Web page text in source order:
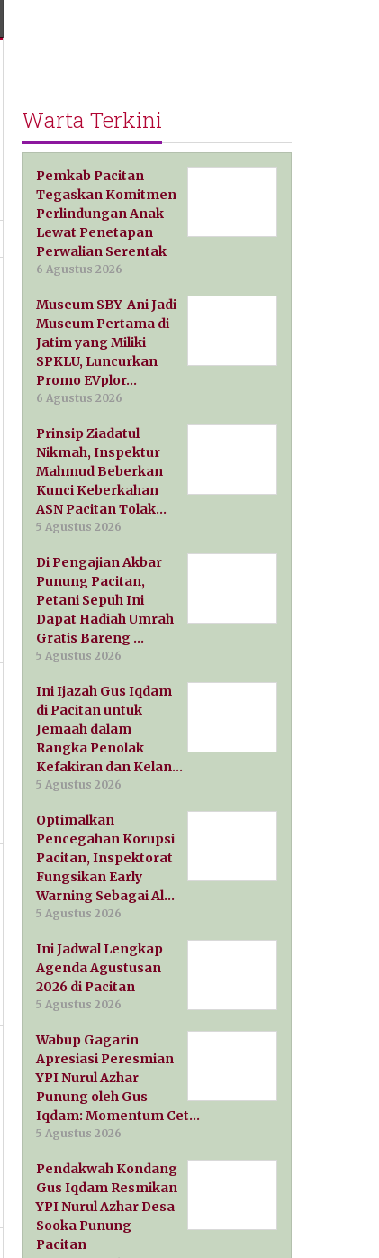
Warta Terkini
Pemkab Pacitan
Tegaskan Komitmen
Perlindungan Anak
Lewat Penetapan
Perwalian Serentak
6 Agustus 2026
Museum SBY-Ani Jadi
Museum Pertama di
Jatim yang Miliki
SPKLU, Luncurkan
Promo EVplor…
6 Agustus 2026
Prinsip Ziadatul
Nikmah, Inspektur
Mahmud Beberkan
Kunci Keberkahan
ASN Pacitan Tolak…
5 Agustus 2026
Di Pengajian Akbar
Punung Pacitan,
Petani Sepuh Ini
Dapat Hadiah Umrah
Gratis Bareng …
5 Agustus 2026
Ini Ijazah Gus Iqdam
di Pacitan untuk
Jemaah dalam
Rangka Penolak
Kefakiran dan Kelan…
5 Agustus 2026
Optimalkan
Pencegahan Korupsi
Pacitan, Inspektorat
Fungsikan Early
Warning Sebagai Al…
5 Agustus 2026
Ini Jadwal Lengkap
Agenda Agustusan
2026 di Pacitan
5 Agustus 2026
Wabup Gagarin
Apresiasi Peresmian
YPI Nurul Azhar
Punung oleh Gus
Iqdam: Momentum Cet…
5 Agustus 2026
Pendakwah Kondang
Gus Iqdam Resmikan
YPI Nurul Azhar Desa
Sooka Punung
Pacitan